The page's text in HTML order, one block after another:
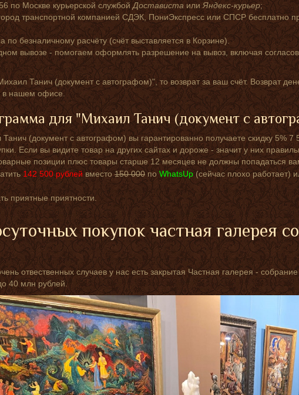
по Москве курьерской службойДостависта илиЯндекс-курьер;
транспортной компанией СДЭК, ПониЭкспресс или СПСР бесплатно
по безналичному расчёту (счёт выставляется в Корзине).
вывозе - помогаем оформлять разрешение на вывоз, включая
Танич (документ с автографом)", то возврат за ваш счёт. Возврат
в нашем офисе.
для "Михаил Танич (документ с
(документ с автографом) вы гарантированно получаете скидку 5% 7
Если вы видите товар на других сайтах и дороже - значит у них
позиции плюс товары старше 12 месяцев не должны попадаться
142 500 рублей вместо150 000поWhatsUp (сейчас плохо работает)
приятные приятности.
покупок частная галерея
отвественных случаев у нас есть закрытая Частная галерея -
40 млн рублей.